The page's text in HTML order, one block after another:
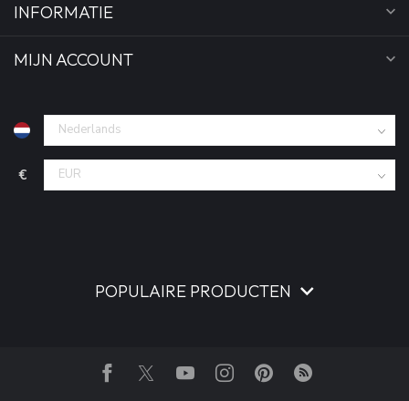
INFORMATIE
MIJN ACCOUNT
€
POPULAIRE PRODUCTEN